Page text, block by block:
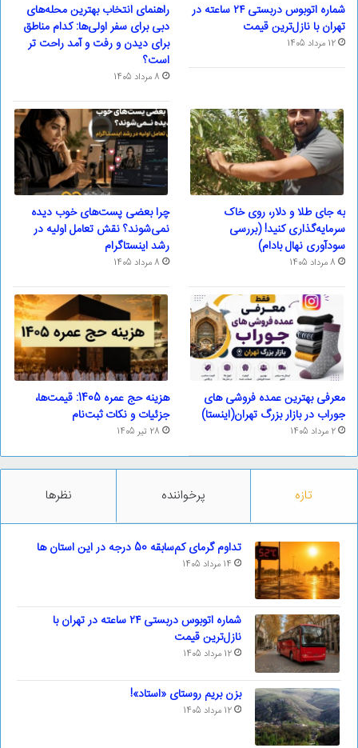
شماره اتوبوس دربستی ۲۴ ساعته در
تهران با نازل‌ترین قیمت
12 مرداد 1405
راهنمای انتخاب بهترین محله‌های
دبی برای سفر اولی‌ها: کدام مناطق
برای دیدن و رفت و آمد راحت تر
است؟
8 مرداد 1405
به جای طلا و دلار، روی خاک
سرمایه‌گذاری کنید! (بررسی
سودآوری نهال بادام)
8 مرداد 1405
چرا بعضی پست‌های خوب دیده
نمی‌شوند؟ نقش تعامل اولیه در
رشد اینستاگرام
8 مرداد 1405
معرفی بهترین عمده فروشی های
جوراب در بازار بزرگ تهران(اینستا)
2 مرداد 1405
هزینه حج عمره 1405: قیمت‌ها،
جزئیات و نکات ثبت‌نام
28 تیر 1405
تازه پرخواننده نظرها
تداوم گرمای کم‌سابقه 50 درجه در این استان ها
14 مرداد 1405
شماره اتوبوس دربستی ۲۴ ساعته در تهران با
نازل‌ترین قیمت
12 مرداد 1405
بزن بریم روستای «استاد»!
12 مرداد 1405